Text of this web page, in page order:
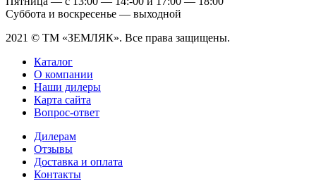
Суббота и воскресенье — выходной
2021 © ТМ «ЗЕМЛЯК». Все права защищены.
Каталог
О компании
Наши дилеры
Карта сайта
Вопрос-ответ
Дилерам
Отзывы
Доставка и оплата
Контакты